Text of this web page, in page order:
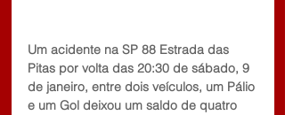
Um acidente na SP 88 Estrada das
Pitas por volta das 20:30 de sábado, 9
de janeiro, entre dois veículos, um Pálio
e um Gol deixou um saldo de quatro